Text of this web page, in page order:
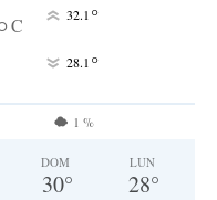
C 32.1 °
28.1 °
1 %
DOM
30°
LUN
28°